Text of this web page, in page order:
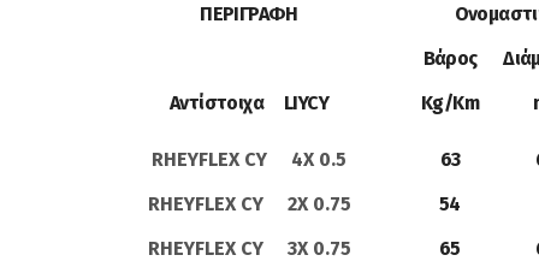
ΠΕΡΙΓΡΑΦΗ
Βάρος
Αντίστοιχα LIYCY
Kg/Km
RHEYFLEX CY 4X 0.5 63
RHEYFLEX CY 2X 0.75
54
RHEYFLEX CY 3X 0.75
65